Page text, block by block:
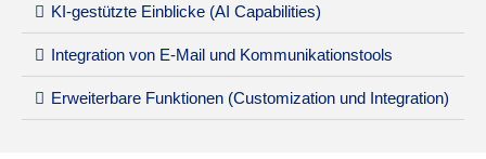
KI-gestützte Einblicke (AI Capabilities)
Integration von E-Mail und Kommunikationstools
Erweiterbare Funktionen (Customization und Integration)